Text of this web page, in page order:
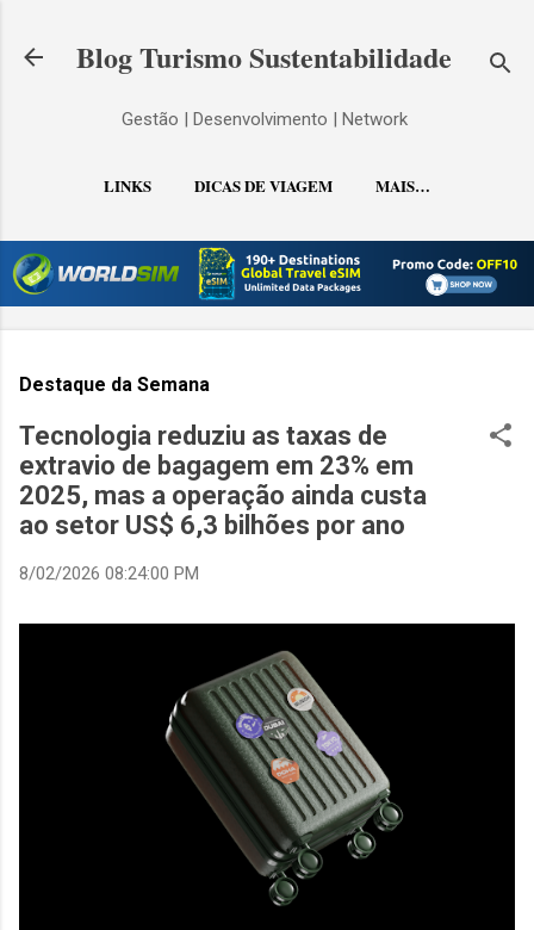
Blog Turismo Sustentabilidade
Gestão | Desenvolvimento | Network
LINKS DICAS DE VIAGEM MAIS…
CONTATO
Destaque da Semana
Tecnologia reduziu as taxas de
extravio de bagagem em 23% em
2025, mas a operação ainda custa
ao setor US$ 6,3 bilhões por ano
8/02/2026 08:24:00 PM